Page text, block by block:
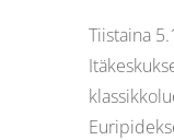
Tiistaina